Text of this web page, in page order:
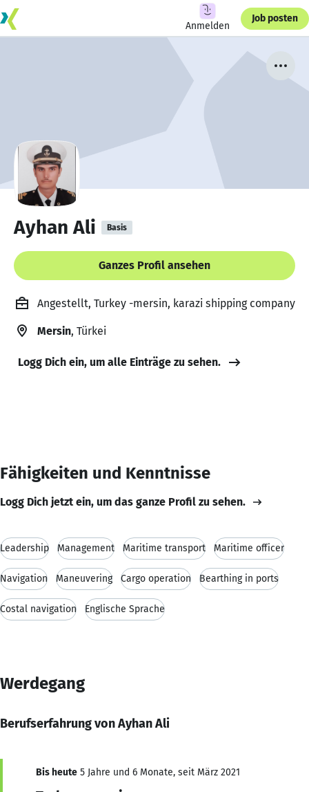
Anmelden
Job posten
Ayhan Ali Basis
Ganzes Profil ansehen
Angestellt, Turkey -mersin, karazi shipping company
Mersin, Türkei
Logg Dich ein, um alle Einträge zu sehen.
Fähigkeiten und Kenntnisse
Logg Dich jetzt ein, um das ganze Profil zu sehen.
Leadership Management Maritime transport Maritime officer
Navigation Maneuvering Cargo operation Bearthing in ports
Costal navigation Englische Sprache
Werdegang
Berufserfahrung von Ayhan Ali
Bis heute 5 Jahre und 6 Monate, seit März 2021